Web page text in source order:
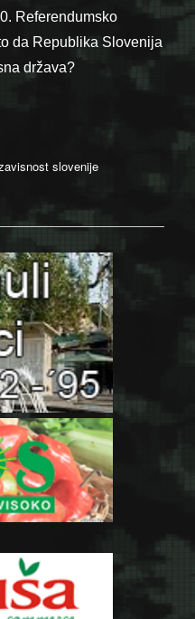
Referendumsko
da Republika Slovenija
država?
slovenije